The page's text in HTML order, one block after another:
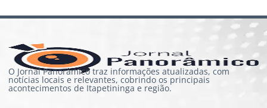
O Jornal Panorâmico traz informações atualizadas, com
notícias locais e relevantes, cobrindo os principais
acontecimentos de Itapetininga e região.